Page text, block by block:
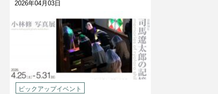
2026年04月03日
ピックアップイベント